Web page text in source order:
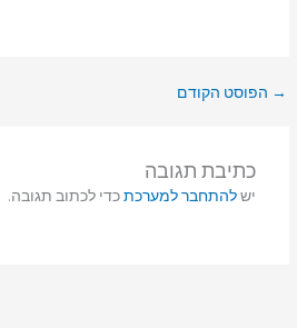
→ הפוסט הקודם
כתיבת תגובה
ישלהתחבר למערכתכדי לכתוב תגובה.